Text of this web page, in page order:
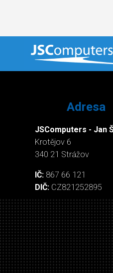
Adresa
JSComputers - Jan
Krotějov 6
340 21 Strážov
IČ: 867 66 121
DIČ: CZ821252895